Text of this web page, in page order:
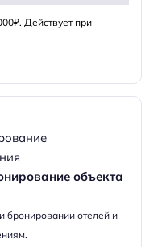
Действует при
объекта
бронировании отелей и